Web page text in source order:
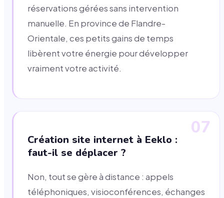
réservations gérées sans intervention
manuelle. En province de Flandre-
Orientale, ces petits gains de temps
libèrent votre énergie pour développer
vraiment votre activité.
07
Création site internet à Eeklo :
faut-il se déplacer ?
Non, tout se gère à distance : appels
téléphoniques, visioconférences, échanges